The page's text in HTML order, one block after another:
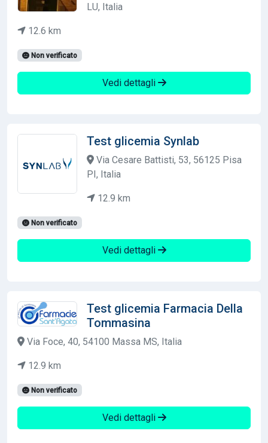
LU, Italia
12.6 km
Non verificato
Vedi dettagli
Test glicemia Synlab
Via Cesare Battisti, 53, 56125 Pisa
PI, Italia
12.9 km
Non verificato
Vedi dettagli
Test glicemia Farmacia Della
Tommasina
Via Foce, 40, 54100 Massa MS, Italia
12.9 km
Non verificato
Vedi dettagli